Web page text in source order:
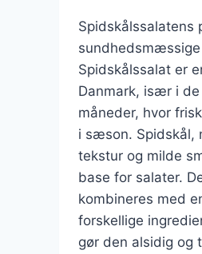
Spidskålssalatens
Spidskålssalat er
Danmark, især i de
måneder, hvor
i sæson. Spidskål,
tekstur og milde
base for salater.
kombineres med
forskellige
gør den alsidig og